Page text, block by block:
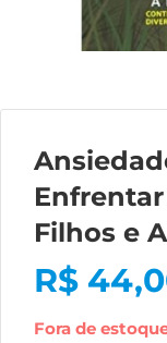
Filhos e
R$
Fora de